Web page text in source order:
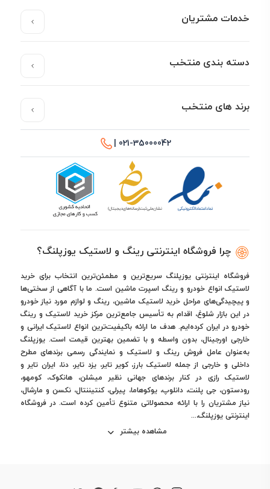
خدمات مشتریان
دسته بندی منتخب
برند های منتخب
021-35000042 |
چرا فروشگاه اینترنتی رینگ و لاستیک یوزپلنگ؟
فروشگاه اینترنتی یوزپلنگ سریع‌ترین و مطمئن‌ترین انتخاب برای خرید
لاستیک انواع خودرو و رینگ اسپرت ماشین است. ما با آگاهی از سختی‌ها
و پیچیدگی‌های مراحل خرید لاستیک ماشین، رینگ و لوازم مورد نیاز خودرو
در این بازار شلوغ، اقدام به تأسیس جامع‌ترین مرکز خرید لاستیک و رینگ
خودرو در ایران کرده‌ایم. هدف ما ارائه باکیفیت‌ترین انواع لاستیک ایرانی و
خارجی اورجینال، بدون واسطه و با تضمین بهترین قیمت است. یوزپلنگ
به‌عنوان عامل فروش رینگ و لاستیک و نمایندگی رسمی برندهای مطرح
داخلی و خارجی از جمله لاستیک بارز، کویر تایر، یزد تایر، دنا، ایران تایر و
لاستیک رازی در کنار برندهای جهانی نظیر میشلن، هانکوک، کومهو،
رودستون، جی پلنت، دانلوپ، یوکوهاما، پیرلی، کنتیننتال، نکسن و مارشال،
نیاز مشتریان را با ارائه محصولاتی متنوع تأمین کرده است. در فروشگاه
اینترنتی یوزپلنگ،...
مشاهده بیشتر